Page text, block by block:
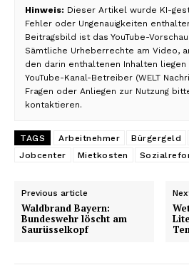
Hinweis: Dieser Artikel wurde KI-
Fehler oder Ungenauigkeiten
Beitragsbild ist das YouTube-
Sämtliche Urheberrechte am Video,
den darin enthaltenen Inhalten
YouTube-Kanal-Betreiber (WELT
Fragen oder Anliegen zur Nutzung
kontaktieren.
TAGS Arbeitnehmer Bürgergeld
Jobcenter
Mietkosten
Previous article
Waldbrand Bayern:
Bundeswehr löscht am
Saurüsselkopf